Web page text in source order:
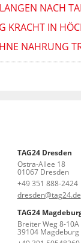
NACH
KRACHT IN
NAHRUNG
TAG24 Dresden
Ostra-Allee 18
01067 Dresden
+49 351 888-2424
dresden@tag24.de
TAG24
Breiter Weg 8-10A
39104 Magdeburg